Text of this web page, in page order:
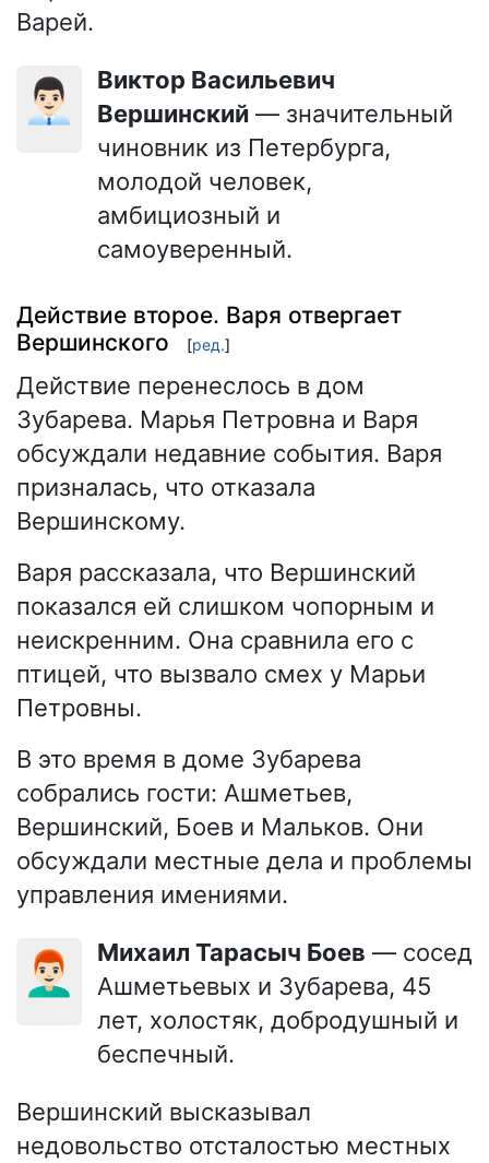
Варей.
👨🏻‍💼
Виктор Васильевич
Вершинский — значительный
чиновник из Петербурга,
молодой человек,
амбициозный и
самоуверенный.
Действие второе. Варя отвергает
Вершинского
[ред.]
Действие перенеслось в дом
Зубарева. Марья Петровна и Варя
обсуждали недавние события. Варя
призналась, что отказала
Вершинскому.
Варя рассказала, что Вершинский
показался ей слишком чопорным и
неискренним. Она сравнила его с
птицей, что вызвало смех у Марьи
Петровны.
В это время в доме Зубарева
собрались гости: Ашметьев,
Вершинский, Боев и Мальков. Они
обсуждали местные дела и проблемы
управления имениями.
👨🏻‍🦰 Михаил Тарасыч Боев — сосед
Ашметьевых и Зубарева, 45
лет, холостяк, добродушный и
беспечный.
Вершинский высказывал
недовольство отсталостью местных